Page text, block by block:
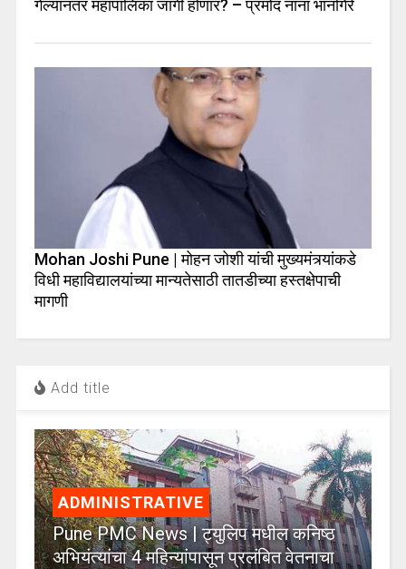
गेल्यानंतर महापालिका जागी होणार? – प्रमोद नाना भानगिरे
Mohan Joshi Pune | मोहन जोशी यांची मुख्यमंत्र्यांकडे
विधी महाविद्यालयांच्या मान्यतेसाठी तातडीच्या हस्तक्षेपाची
मागणी
Add title
ADMINISTRATIVE
Pune PMC News | ट्युलिप मधील कनिष्ठ
अभियंत्यांचा 4 महिन्यांपासून प्रलंबित वेतनाचा